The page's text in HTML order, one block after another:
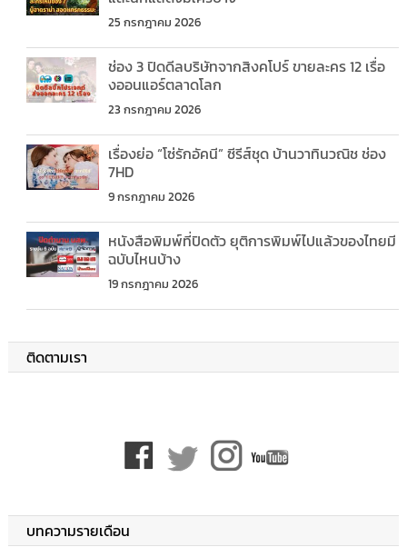
25 กรกฎาคม 2026
ช่อง 3 ปิดดีลบริษัทจากสิงคโปร์ ขายละคร 12 เรื่อ
งออนแอร์ตลาดโลก
23 กรกฎาคม 2026
เรื่องย่อ “โซ่รักอัคนี” ซีรีส์ชุด บ้านวาทินวณิช ช่อง
7HD
9 กรกฎาคม 2026
หนังสือพิมพ์ที่ปิดตัว ยุติการพิมพ์ไปแล้วของไทยมี
ฉบับไหนบ้าง
19 กรกฎาคม 2026
ติดตามเรา
บทความรายเดือน